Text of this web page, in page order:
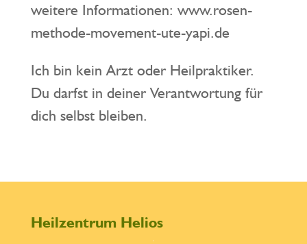
weitere Informationen: www.rosen-
methode-movement-ute-yapi.de
Ich bin kein Arzt oder Heilpraktiker.
Du darfst in deiner Verantwortung für
dich selbst bleiben.
Heilzentrum Helios